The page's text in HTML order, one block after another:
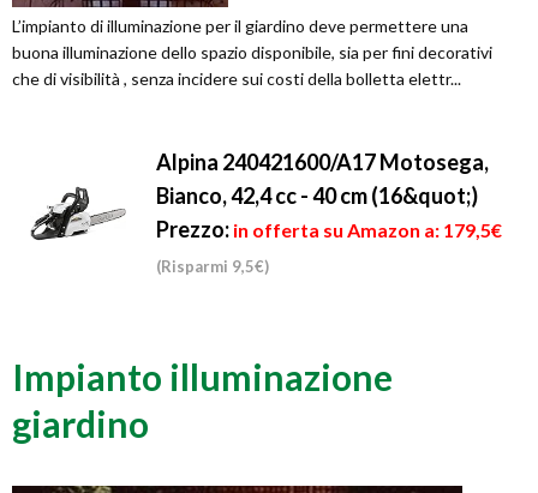
L’impianto di illuminazione per il giardino deve permettere una
buona illuminazione dello spazio disponibile, sia per fini decorativi
che di visibilità , senza incidere sui costi della bolletta elettr...
Alpina 240421600/A17 Motosega,
Bianco, 42,4 cc - 40 cm (16&quot;)
Prezzo: in offerta su Amazon a: 179,5€
(Risparmi 9,5€)
Impianto illuminazione
giardino